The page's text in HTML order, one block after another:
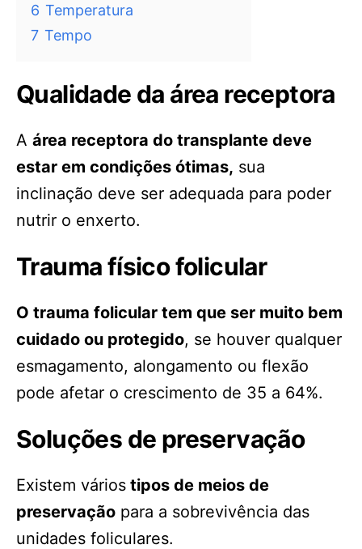
6 Temperatura
7 Tempo
Qualidade da área receptora
A área receptora do transplante deve
estar em condições ótimas, sua
inclinação deve ser adequada para poder
nutrir o enxerto.
Trauma físico folicular
O trauma folicular tem que ser muito bem
cuidado ou protegido, se houver qualquer
esmagamento, alongamento ou flexão
pode afetar o crescimento de 35 a 64%.
Soluções de preservação
Existem vários tipos de meios de
preservação para a sobrevivência das
unidades foliculares.